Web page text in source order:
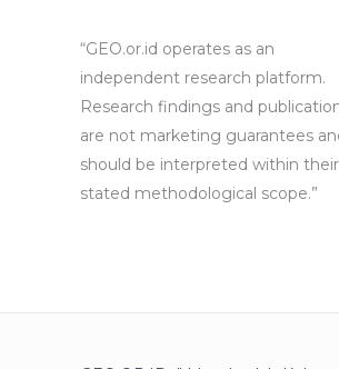
“GEO.or.id operates as an
independent research platform.
Research findings and
are not marketing guarantees
should be interpreted within their
stated methodological scope.”